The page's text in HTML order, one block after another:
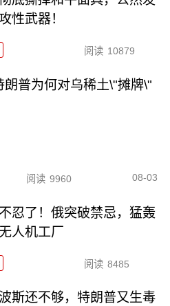
性武器！
阅读 10879
普为何对乌稀土\"摊牌\"
阅读 9960 08-03
忍了！俄突破禁忌，猛轰
人机工厂
阅读 8485
斯还不够，特朗普又生毒